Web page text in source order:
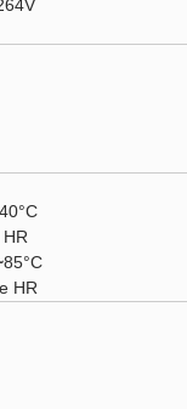
85°C
HR